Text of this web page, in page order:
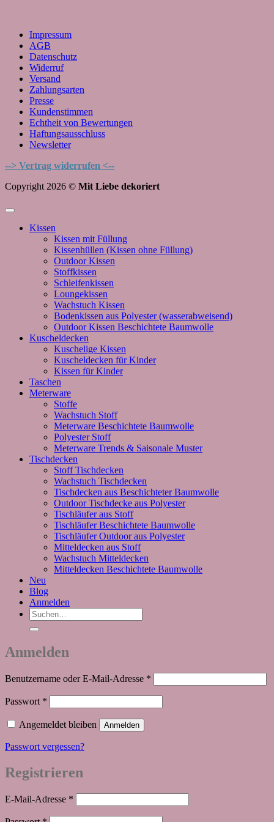
Impressum
AGB
Datenschutz
Widerruf
Versand
Zahlungsarten
Presse
Kundenstimmen
Echtheit von Bewertungen
Haftungsausschluss
Newsletter
--> Vertrag widerrufen <--
Copyright 2026 © Mit Liebe dekoriert
Kissen
Kissen mit Füllung
Kissenhüllen (Kissen ohne Füllung)
Outdoor Kissen
Stoffkissen
Schleifenkissen
Loungekissen
Wachstuch Kissen
Bodenkissen aus Polyester (wasserabweisend)
Outdoor Kissen Beschichtete Baumwolle
Kuscheldecken
Kuschelige Kissen
Kuscheldecken für Kinder
Kissen für Kinder
Taschen
Meterware
Stoffe
Wachstuch Stoff
Meterware Beschichtete Baumwolle
Polyester Stoff
Meterware Trends & Saisonale Muster
Tischdecken
Stoff Tischdecken
Wachstuch Tischdecken
Tischdecken aus Beschichteter Baumwolle
Outdoor Tischdecke aus Polyester
Tischläufer aus Stoff
Tischläufer Beschichtete Baumwolle
Tischläufer Outdoor aus Polyester
Mitteldecken aus Stoff
Wachstuch Mitteldecken
Mitteldecken Beschichtete Baumwolle
Neu
Blog
Anmelden
Suchen
nach:
Anmelden
Benutzername oder E-Mail-Adresse *
Passwort *
Angemeldet bleiben Anmelden
Passwort vergessen?
Registrieren
E-Mail-Adresse *